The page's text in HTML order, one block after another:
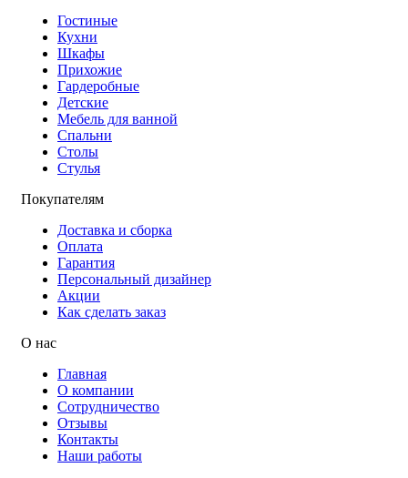
Гостиные
Кухни
Шкафы
Прихожие
Гардеробные
Детские
Мебель для ванной
Спальни
Столы
Стулья
Покупателям
Доставка и сборка
Оплата
Гарантия
Персональный дизайнер
Акции
Как сделать заказ
О нас
Главная
О компании
Сотрудничество
Отзывы
Контакты
Наши работы